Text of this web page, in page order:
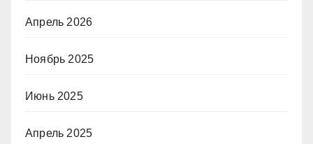
Апрель 2026
Ноябрь 2025
Июнь 2025
Апрель 2025